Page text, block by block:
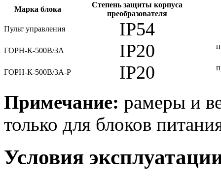
Марка блока
Степень защиты корпуса
преобразователя
Пульт управления
IP54
ГОРН-К-500В/3А IP20
ГОРН-К-500В/3А-Р IP20
Примечание: рамеры и
только для блоков
Условия